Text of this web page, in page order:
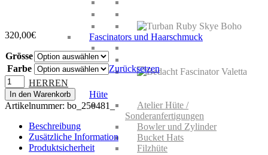
Fascinators und Haarschmuck
HERREN
Hüte
Atelier Hüte /
Sonderanfertigungen
Bowler und Zylinder
Bucket Hats
Filzhüte
320,00€
Grösse
Farbe
Zurücksetzen
Borsalino
Audrey
Menge
In den Warenkorb
Artikelnummer: bo_250481_
Beschreibung
Zusätzliche Information
Produktsicherheit